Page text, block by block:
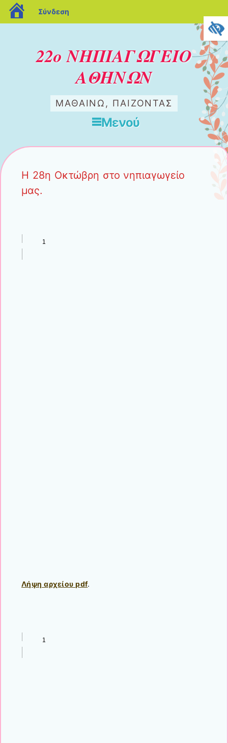
22ο ΝΗΠΙΑΓΩΓΕΙΟ
ΑΘΗΝΩΝ
ΜΑΘΑΙΝΩ, ΠΑΙΖΟΝΤΑΣ
Μενού
Η 28η Οκτώβρη στο νηπιαγωγείο
μας.
Λήψη αρχείου pdf.
blogs.sch.gr
Σύνδεση